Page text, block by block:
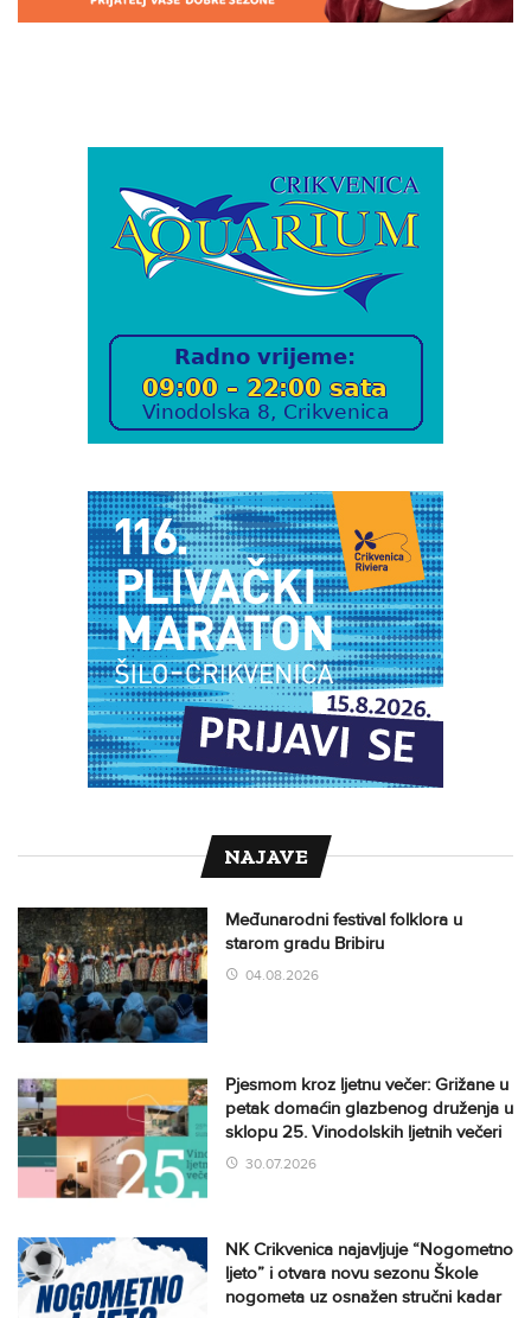
NAJAVE
Međunarodni festival folklora u
starom gradu Bribiru
04.08.2026
Pjesmom kroz ljetnu večer: Grižane u
petak domaćin glazbenog druženja u
sklopu 25. Vinodolskih ljetnih večeri
30.07.2026
NK Crikvenica najavljuje “Nogometno
ljeto” i otvara novu sezonu Škole
nogometa uz osnažen stručni kadar